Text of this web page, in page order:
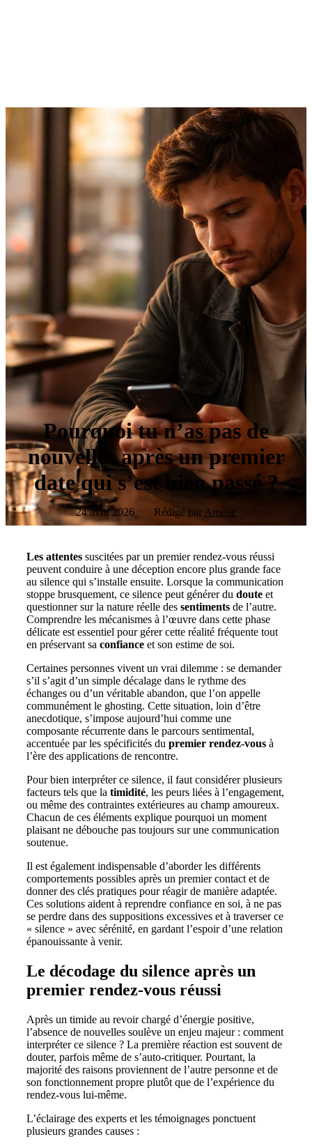
Pourquoi tu n’as pas de
nouvelles après un premier
date qui s’est bien passé ?
24 avril 2026 Rédigé par Amélie
Les attentes suscitées par un premier rendez-vous réussi
peuvent conduire à une déception encore plus grande face
au silence qui s’installe ensuite. Lorsque la communication
stoppe brusquement, ce silence peut générer du doute et
questionner sur la nature réelle des sentiments de l’autre.
Comprendre les mécanismes à l’œuvre dans cette phase
délicate est essentiel pour gérer cette réalité fréquente tout
en préservant sa confiance et son estime de soi.
Certaines personnes vivent un vrai dilemme : se demander
s’il s’agit d’un simple décalage dans le rythme des
échanges ou d’un véritable abandon, que l’on appelle
communément le ghosting. Cette situation, loin d’être
anecdotique, s’impose aujourd’hui comme une
composante récurrente dans le parcours sentimental,
accentuée par les spécificités du premier rendez-vous à
l’ère des applications de rencontre.
Pour bien interpréter ce silence, il faut considérer plusieurs
facteurs tels que la timidité, les peurs liées à l’engagement,
ou même des contraintes extérieures au champ amoureux.
Chacun de ces éléments explique pourquoi un moment
plaisant ne débouche pas toujours sur une communication
soutenue.
Il est également indispensable d’aborder les différents
comportements possibles après un premier contact et de
donner des clés pratiques pour réagir de manière adaptée.
Ces solutions aident à reprendre confiance en soi, à ne pas
se perdre dans des suppositions excessives et à traverser ce
« silence » avec sérénité, en gardant l’espoir d’une relation
épanouissante à venir.
Le décodage du silence après un
premier rendez-vous réussi
Après un timide au revoir chargé d’énergie positive,
l’absence de nouvelles soulève un enjeu majeur : comment
interpréter ce silence ? La première réaction est souvent de
douter, parfois même de s’auto-critiquer. Pourtant, la
majorité des raisons proviennent de l’autre personne et de
son fonctionnement propre plutôt que de l’expérience du
rendez-vous lui-même.
L’éclairage des experts et les témoignages ponctuent
plusieurs grandes causes :